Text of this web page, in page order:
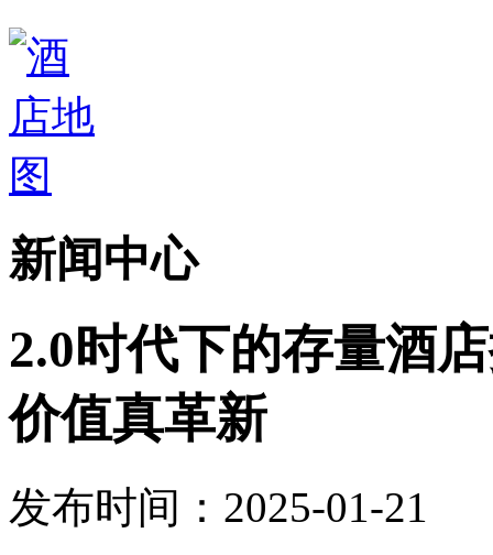
新闻中心
2.0时代下的存量酒
价值真革新
发布时间：2025-01-21